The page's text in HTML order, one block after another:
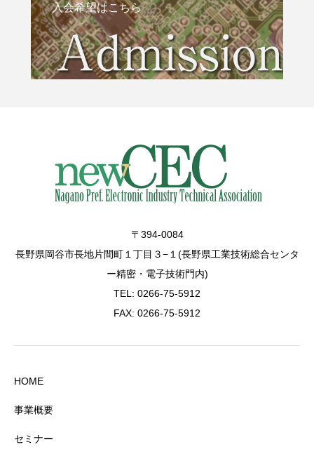
入会希望はこちら
〒394-0084
長野県岡谷市長地片間町１丁目３−１(長野県工業技術総合センタ
ー精密・電子技術門内)
TEL: 0266-75-5912
FAX: 0266-75-5912
HOME
事業概要
セミナー